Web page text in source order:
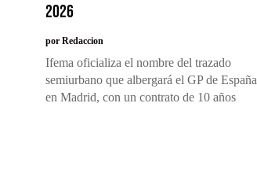
2026
por Redaccion
Ifema oficializa el nombre del trazado
semiurbano que albergará el GP de España
en Madrid, con un contrato de 10 años